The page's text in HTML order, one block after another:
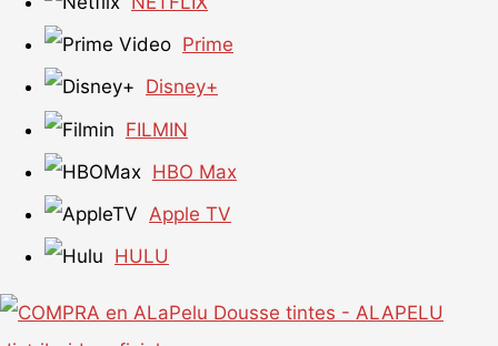
Prime
Disney+
FILMIN
HBO Max
Apple TV
HULU